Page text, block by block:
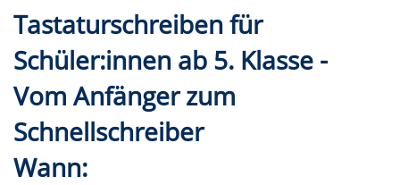
Tastaturschreiben für
Schüler:innen ab 5. Klasse -
Vom Anfänger zum
Schnellschreiber
Wann: